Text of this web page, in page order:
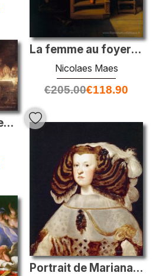
La femme au foyer écoute
Nicolaes Maes
€205.00€118.90
La conspiration des Bataves
Portrait de Mariana d'Autriche, reine d'Espagne